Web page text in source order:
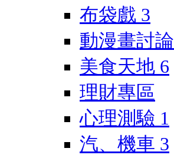
布袋戲 3
動漫畫討論
美食天地 6
理財專區
心理測驗 1
汽、機車 3